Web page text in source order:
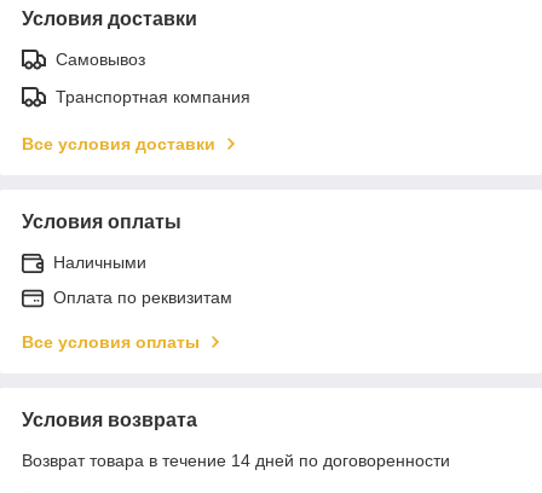
Условия доставки
Самовывоз
Транспортная компания
Все условия доставки
Условия оплаты
Наличными
Оплата по реквизитам
Все условия оплаты
Условия возврата
Возврат товара в течение 14 дней по договоренности